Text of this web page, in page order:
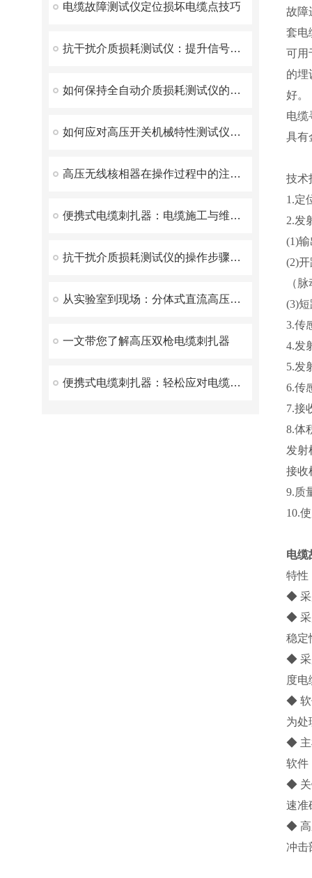
电缆故障测试仪定位损坏电缆点技巧
抗干扰介质损耗测试仪：提升信号稳定性的必备工具
如何保持全自动介质损耗测试仪的测量精度
如何应对高压开关机械特性测试仪常见的故障
高压无线核相器在操作过程中的注意事项
便携式电缆刺扎器：电缆施工与维护的得力助手
抗干扰介质损耗测试仪的操作步骤与注意事项
从实验室到现场：分体式直流高压发生器——电力检测领域的新宠
一文带您了解高压双枪电缆刺扎器
便携式电缆刺扎器：轻松应对电缆检测新挑战
故障
套电
可用
的埋
好。
电缆
具有
技术
1.定
2.发
(1)
(2)
（
(3)
3.传
4.发
5.发
6.传
7.接
8.体
发射
接收
9.质
10.
电缆
特性
◆ 采
◆ 采
稳定
◆ 采
度
◆ 软
为处
◆ 主
软件
◆ 关
速准
◆ 高
冲击